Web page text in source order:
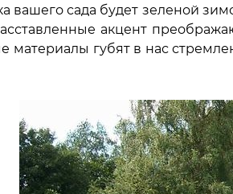
вашего сада будет зеленой
акцент
материалы губят в нас